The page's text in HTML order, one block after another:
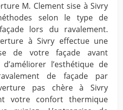
M. Clement sise à Sivry
selon le type de
lors du ravalement.
à Sivry effectue une
de votre façade avant
l’esthétique de
de façade par
pas chère à Sivry
votre confort thermique